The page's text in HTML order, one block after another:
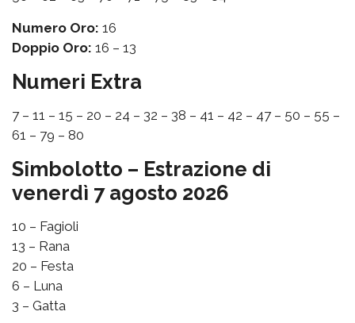
Numero Oro: 16
Doppio Oro: 16 – 13
Numeri Extra
7 – 11 – 15 – 20 – 24 – 32 – 38 – 41 – 42 – 47 – 50 – 55 –
61 – 79 – 80
Simbolotto – Estrazione di
venerdì 7 agosto 2026
10 – Fagioli
13 – Rana
20 – Festa
6 – Luna
3 – Gatta